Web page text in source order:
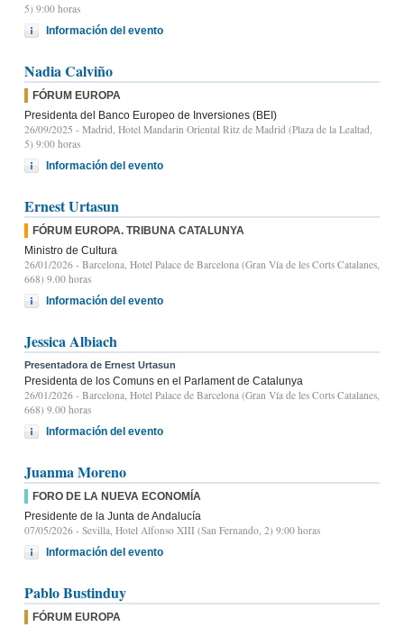
5) 9:00 horas
Información del evento
Nadia Calviño
FÓRUM EUROPA
Presidenta del Banco Europeo de Inversiones (BEI)
26/09/2025 - Madrid, Hotel Mandarin Oriental Ritz de Madrid (Plaza de la Lealtad,
5) 9:00 horas
Información del evento
Ernest Urtasun
FÓRUM EUROPA. TRIBUNA CATALUNYA
Ministro de Cultura
26/01/2026 - Barcelona, Hotel Palace de Barcelona (Gran Vía de les Corts Catalanes,
668) 9.00 horas
Información del evento
Jessica Albiach
Presentadora de Ernest Urtasun
Presidenta de los Comuns en el Parlament de Catalunya
26/01/2026 - Barcelona, Hotel Palace de Barcelona (Gran Vía de les Corts Catalanes,
668) 9.00 horas
Información del evento
Juanma Moreno
FORO DE LA NUEVA ECONOMÍA
Presidente de la Junta de Andalucía
07/05/2026 - Sevilla, Hotel Alfonso XIII (San Fernando, 2) 9:00 horas
Información del evento
Pablo Bustinduy
FÓRUM EUROPA